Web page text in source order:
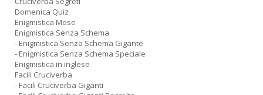
Domenica Quiz
Enigmistica Mese
Enigmistica Senza Schema
- Enigmistica Senza Schema Gigante
- Enigmistica Senza Schema Speciale
Enigmistica in inglese
Facili Cruciverba
- Facili Cruciverba Giganti